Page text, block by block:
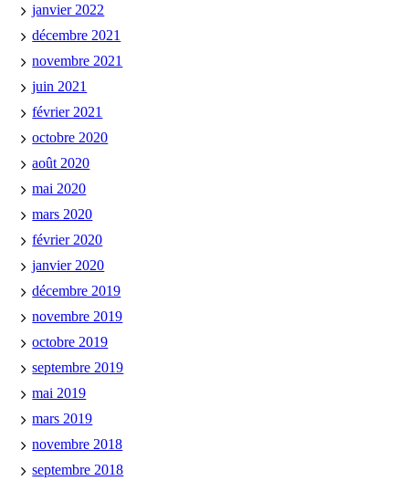
janvier 2022
décembre 2021
novembre 2021
juin 2021
février 2021
octobre 2020
août 2020
mai 2020
mars 2020
février 2020
janvier 2020
décembre 2019
novembre 2019
octobre 2019
septembre 2019
mai 2019
mars 2019
novembre 2018
septembre 2018